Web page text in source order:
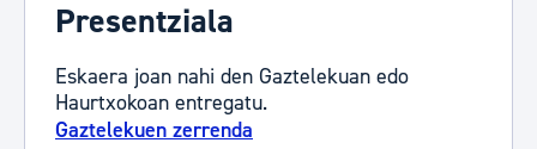
Presentziala
Eskaera joan nahi den Gaztelekuan edo
Haurtxokoan entregatu.
Gaztelekuen zerrenda